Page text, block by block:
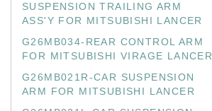
SUSPENSION TRAILING ARM
ASS'Y FOR MITSUBISHI LANCER
G26MB034-REAR CONTROL ARM
FOR MITSUBISHI VIRAGE LANCER
G26MB021R-CAR SUSPENSION
ARM FOR MITSUBISHI LANCER